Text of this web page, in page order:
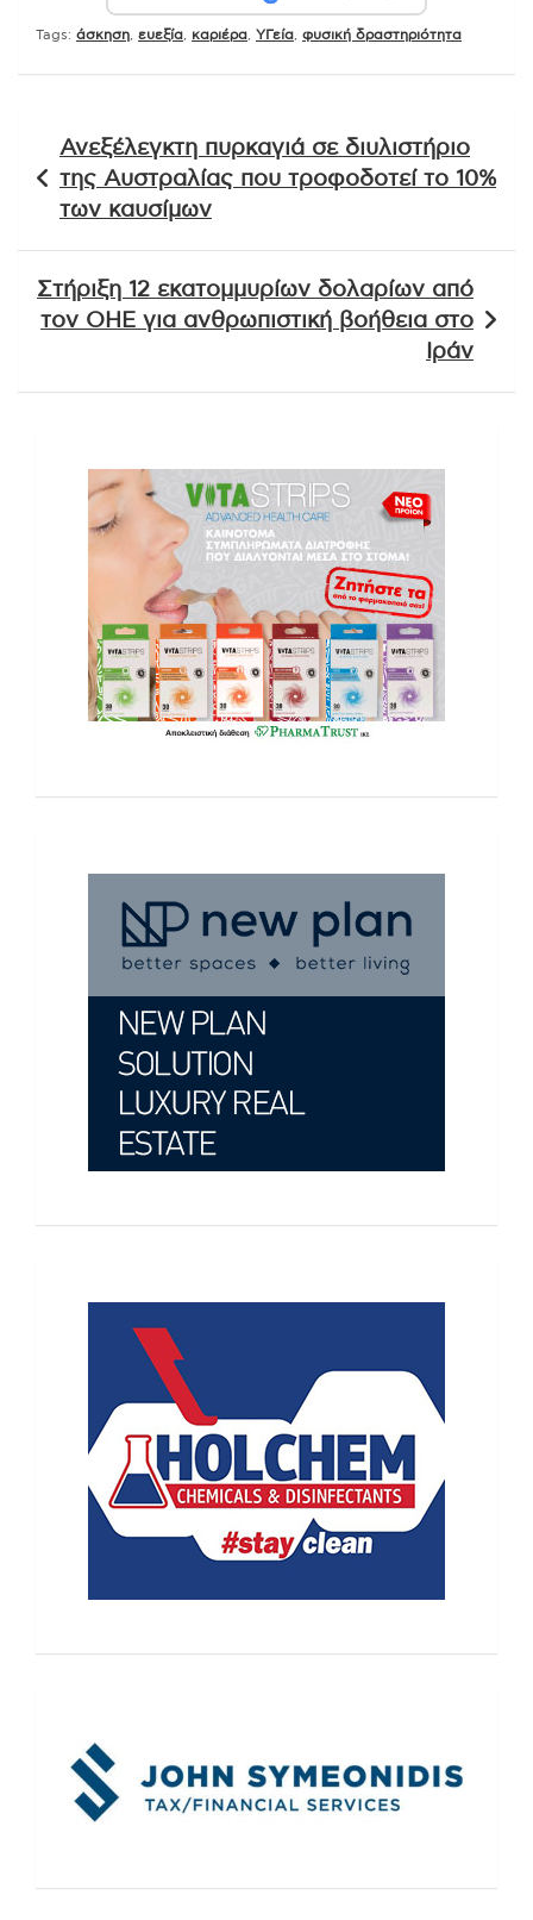
Tags: άσκηση ευεξία καριέρα ΥΓεία φυσική δραστηριότητα
άρθρων
Ανεξέλεγκτη πυρκαγιά σε διυλιστήριο
της Αυστραλίας που τροφοδοτεί το 10%
των καυσίμων
Στήριξη 12 εκατομμυρίων δολαρίων από
τον ΟΗΕ για ανθρωπιστική βοήθεια στο
Ιράν